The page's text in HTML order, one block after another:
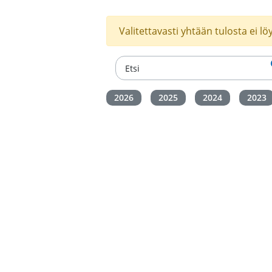
Valitettavasti yhtään tulosta ei
2026 2025 2024 2023